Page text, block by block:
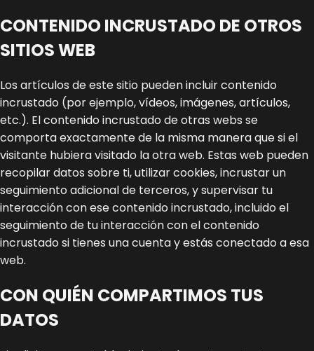
CONTENIDO INCRUSTADO DE OTROS
SITIOS WEB
Los artículos de este sitio pueden incluir contenido
incrustado (por ejemplo, vídeos, imágenes, artículos,
etc.). El contenido incrustado de otras webs se
comporta exactamente de la misma manera que si el
visitante hubiera visitado la otra web. Estas web pueden
recopilar datos sobre ti, utilizar cookies, incrustar un
seguimiento adicional de terceros, y supervisar tu
interacción con ese contenido incrustado, incluido el
seguimiento de tu interacción con el contenido
incrustado si tienes una cuenta y estás conectado a esa
web.
CON QUIÉN COMPARTIMOS TUS
DATOS